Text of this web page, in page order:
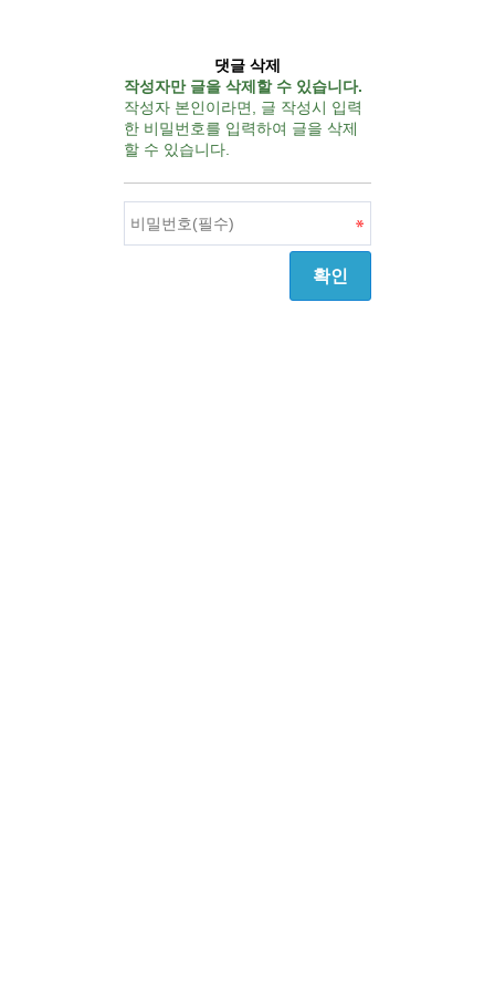
댓글 삭제
작성자만 글을 삭제할 수 있습니다.
작성자 본인이라면, 글 작성시 입력
한 비밀번호를 입력하여 글을 삭제
할 수 있습니다.
확인